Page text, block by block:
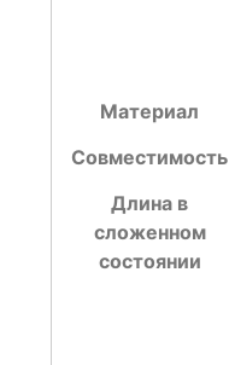
Материал
Совместимость
Длина в
сложенном
состоянии